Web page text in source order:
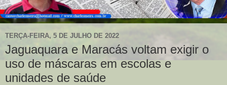
TERÇA-FEIRA, 5 DE JULHO DE 2022
Jaguaquara e Maracás voltam exigir o
uso de máscaras em escolas e
unidades de saúde